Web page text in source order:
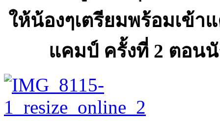
ให้น้องๆเตรียมพร้อมเข้า
แคมป์ ครั้งที่ 2 ตอน